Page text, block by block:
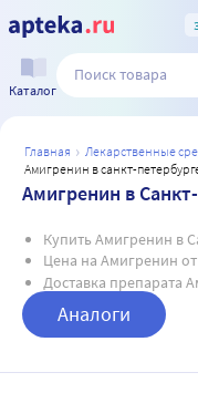
Каталог
главная лекарственные
амигренин в санкт-
Амигренин в
Купить Амигренин в
Цена на Амигренин
Доставка препарата
Аналоги